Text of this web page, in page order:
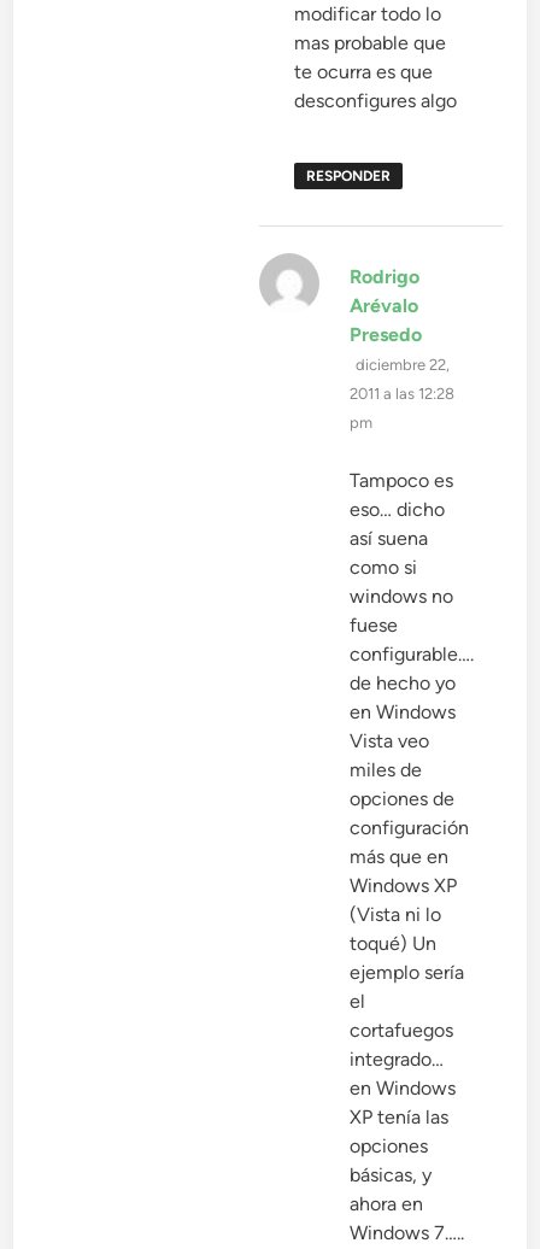
modificar todo lo
mas probable que
te ocurra es que
desconfigures algo
RESPONDER
Rodrigo
Arévalo
Presedo
diciembre 22,
2011 a las 12:28
pm
Tampoco es
eso… dicho
así suena
como si
windows no
fuese
configurable….
de hecho yo
en Windows
Vista veo
miles de
opciones de
configuración
más que en
Windows XP
(Vista ni lo
toqué) Un
ejemplo sería
el
cortafuegos
integrado…
en Windows
XP tenía las
opciones
básicas, y
ahora en
Windows 7…..